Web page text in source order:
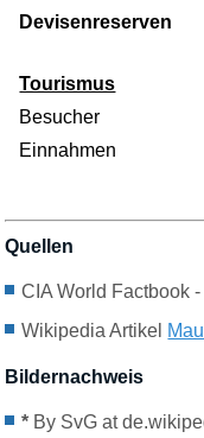
Devisenreserven
Tourismus
Besucher
Einnahmen
Quellen
CIA World Factbook -
Wikipedia Artikel
Bildernachweis
* By SvG at